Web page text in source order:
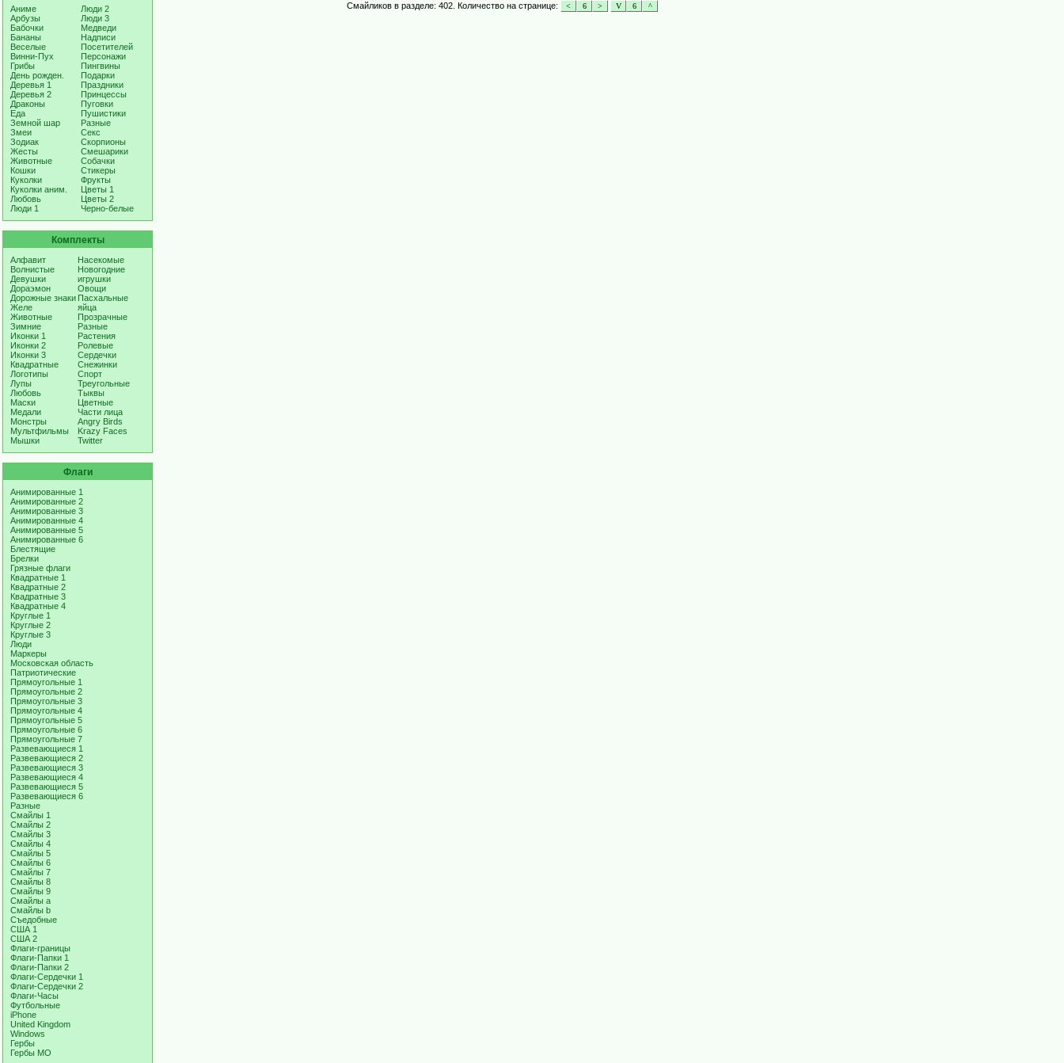
Аниме
Арбузы
Бабочки
Бананы
Веселые
Винни-Пух
Грибы
День рожден.
Деревья 1
Деревья 2
Драконы
Еда
Земной шар
Змеи
Зодиак
Жесты
Животные
Кошки
Куколки
Куколки аним.
Любовь
Люди 1
Люди 2
Люди 3
Медведи
Надписи
Посетителей
Персонажи
Пингвины
Подарки
Праздники
Принцессы
Пуговки
Пушистики
Разные
Секс
Скорпионы
Смешарики
Собачки
Стикеры
Фрукты
Цветы 1
Цветы 2
Черно-белые
Комплекты
Алфавит
Волнистые
Девушки
Дораэмон
Дорожные знаки
Желе
Животные
Зимние
Иконки 1
Иконки 2
Иконки 3
Квадратные
Логотипы
Лупы
Любовь
Маски
Медали
Монстры
Мультфильмы
Мышки
Насекомые
Новогодние
игрушки
Овощи
Пасхальные
яйца
Прозрачные
Разные
Растения
Ролевые
Сердечки
Снежинки
Спорт
Треугольные
Тыквы
Цветные
Части лица
Angry Birds
Krazy Faces
Twitter
Флаги
Анимированные 1
Анимированные 2
Анимированные 3
Анимированные 4
Анимированные 5
Анимированные 6
Блестящие
Брелки
Грязные флаги
Квадратные 1
Квадратные 2
Квадратные 3
Квадратные 4
Круглые 1
Круглые 2
Круглые 3
Люди
Маркеры
Московская область
Патриотические
Прямоугольные 1
Прямоугольные 2
Прямоугольные 3
Прямоугольные 4
Прямоугольные 5
Прямоугольные 6
Прямоугольные 7
Развевающиеся 1
Развевающиеся 2
Развевающиеся 3
Развевающиеся 4
Развевающиеся 5
Развевающиеся 6
Разные
Смайлы 1
Смайлы 2
Смайлы 3
Смайлы 4
Смайлы 5
Смайлы 6
Смайлы 7
Смайлы 8
Смайлы 9
Смайлы a
Смайлы b
Съедобные
США 1
США 2
Флаги-границы
Флаги-Папки 1
Флаги-Папки 2
Флаги-Сердечки 1
Флаги-Сердечки 2
Флаги-Часы
Футбольные
iPhone
United Kingdom
Windows
Гербы
Гербы МО
Смайликов в разделе: 402. Количество на странице: